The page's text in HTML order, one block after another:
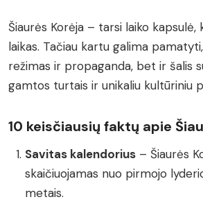
Šiaurės Korėja – tarsi laiko kapsulė,
laikas. Tačiau kartu galima
režimas ir propaganda, bet ir šalis
gamtos turtais ir unikaliu kultūriniu
10 keisčiausių faktų apie
Savitas kalendorius – Šiaurės
skaičiuojamas nuo pirmojo
metais.